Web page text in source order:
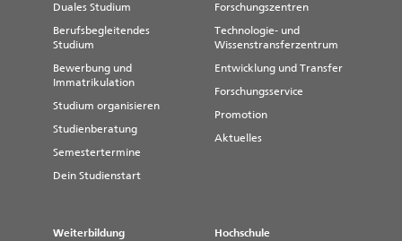
Duales Studium
Berufsbegleitendes
Studium
Bewerbung und
Immatrikulation
Studium organisieren
Studienberatung
Semestertermine
Dein Studienstart
Forschungszentren
Technologie- und
Wissenstransferzentrum
Entwicklung und Transfer
Forschungsservice
Promotion
Aktuelles
Weiterbildung Hochschule